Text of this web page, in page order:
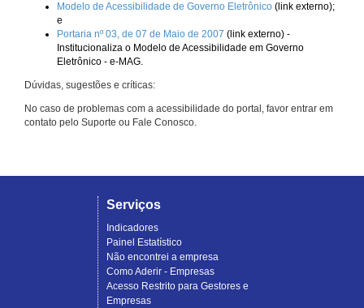
Modelo de Acessibilidade de Governo Eletrônico (link externo);
e
Portaria nº 03, de 07 de Maio de 2007 (link externo) -
Institucionaliza o Modelo de Acessibilidade em Governo
Eletrônico - e-MAG.
Dúvidas, sugestões e críticas:
No caso de problemas com a acessibilidade do portal, favor entrar em
contato pelo Suporte ou Fale Conosco.
Serviços
Indicadores
Painel Estatístico
Não encontrei a empresa
Como Aderir - Empresas
Acesso Restrito para Gestores e
Empresas